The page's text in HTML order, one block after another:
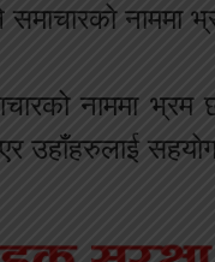
नाममा
नाममा
उहाँहरुलाई सहयोग